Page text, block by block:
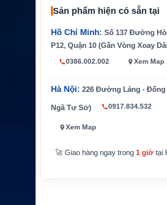
Sản phẩm hiện có sẵn tại
Hồ Chí Minh: Số 137 Đường
P12, Quận 10 (Gần Vòng Xoay
0386.002.002 Xem Map
Hà Nội: 226 Đường Láng - Đống
Ngã Tư Sở) 0917.834.532
Xem Map
🚀 Giao hàng ngay trong 1 giờ tại